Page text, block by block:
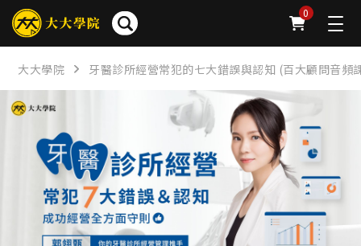
0
簡介 章節 問卷 FAQ
大大學院 牙醫診所經營常犯的七大錯誤與認知 (百大顧問音頻